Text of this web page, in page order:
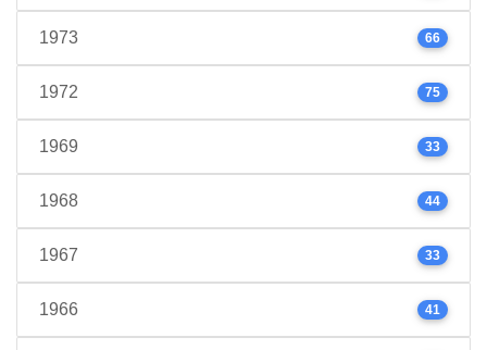
1973 66
1972 75
1969 33
1968 44
1967 33
1966 41